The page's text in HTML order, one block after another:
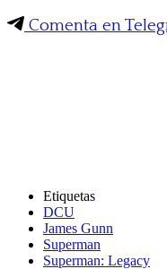
Comenta en
Etiquetas
DCU
James Gunn
Superman
Superman: Legacy